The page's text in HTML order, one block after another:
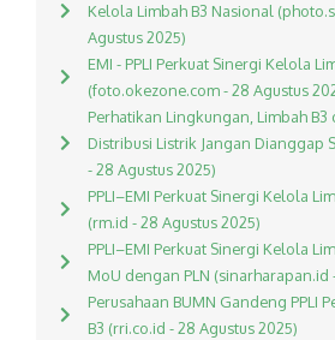
Kelola Limbah B3 Nasional
Agustus 2025)
EMI - PPLI Perkuat Sinergi Kelola
(foto.okezone.com - 28 Agustus
Perhatikan Lingkungan, Limbah
Distribusi Listrik Jangan Dianggap
- 28 Agustus 2025)
PPLI–EMI Perkuat Sinergi Kelola
(rm.id - 28 Agustus 2025)
PPLI–EMI Perkuat Sinergi Kelola
MoU dengan PLN (sinarharapan.id
Perusahaan BUMN Gandeng PPLI
B3 (rri.co.id - 28 Agustus 2025)